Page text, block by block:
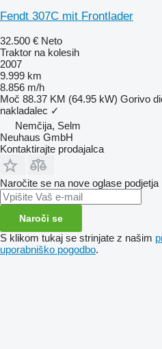
Fendt 307C mit Frontlader
32.500 € Neto
Traktor na kolesih
2007
9.999 km
8.856 m/h
Moč 88.37 KM (64.95 kW) Gorivo
nakladalec ✓
Nemčija, Selm
Neuhaus GmbH
Kontaktirajte prodajalca
Naročite se na nove oglase
Naroči se
S klikom tukaj se strinjate z našim
uporabniško pogodbo.